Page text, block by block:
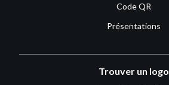
Code QR
Présentations
Trouver un logo